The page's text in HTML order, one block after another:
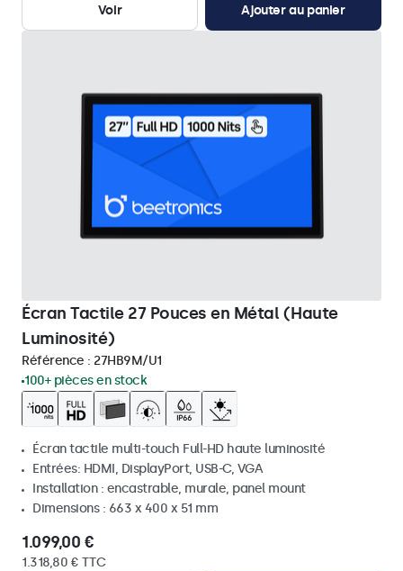
Voir Ajouter au panier
Écran Tactile 27 Pouces en Métal (Haute
Luminosité)
Référence : 27HB9M/U1
100+ pièces en stock
Écran tactile multi-touch Full-HD haute luminosité
Entrées: HDMI, DisplayPort, USB-C, VGA
Installation : encastrable, murale, panel mount
Dimensions : 663 x 400 x 51 mm
1.099,00 €
1.318,80 € TTC